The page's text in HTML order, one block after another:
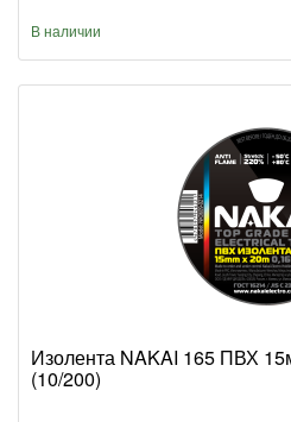
В наличии
Изолента NAKAI 165 ПВХ
(10/200)